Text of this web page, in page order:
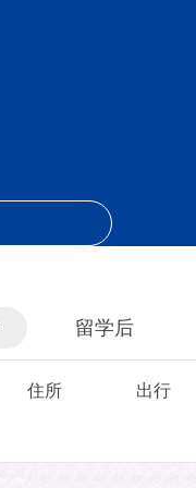
留学后
住所 出行